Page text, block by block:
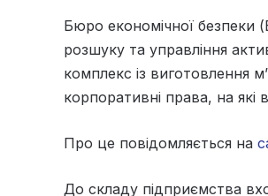
Бюро економічної безпеки
розшуку та управління
комплекс із виготовлення
корпоративні права, на які
Про це повідомляється на
До складу підприємства